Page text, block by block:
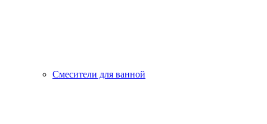
Смесители для ванной